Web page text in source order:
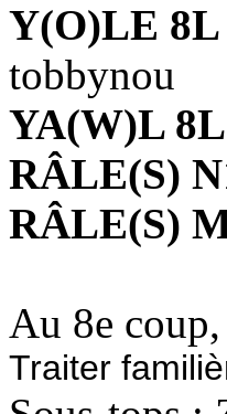
Y(O)LE 8L
tobbynou
YA(W)L
RÂLE(S)
RÂLE(S)
Au 8e coup,
Traiter